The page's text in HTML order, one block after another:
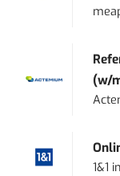
(w/
1&1